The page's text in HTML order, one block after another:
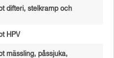
difteri, stelkramp och
HPV
mässling, påssjuka,